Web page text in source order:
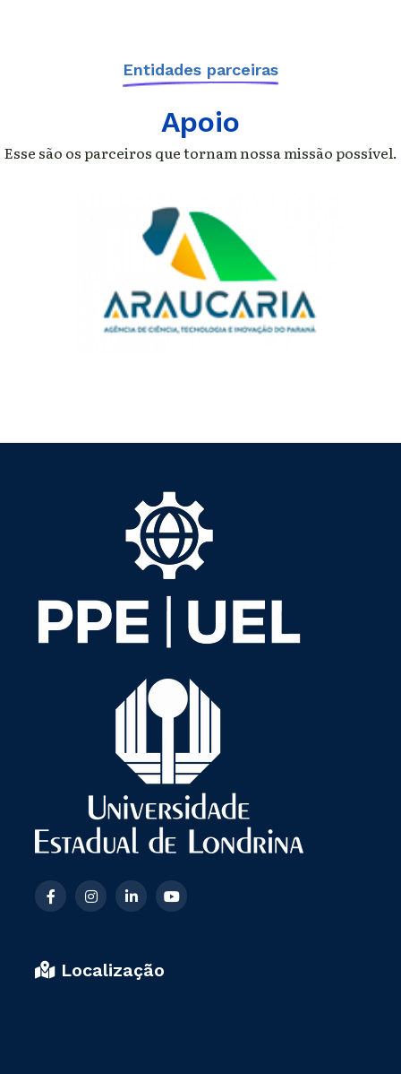
Entidades parceiras
Apoio
Esse são os parceiros que tornam nossa missão possível.
facebookinstagram
linkedinyoutube
Localização